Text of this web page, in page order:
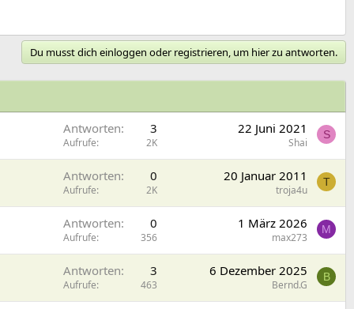
Du musst dich einloggen oder registrieren, um hier zu antworten.
Antworten 3
Aufrufe 2K
22 Juni 2021
Shai
S
Antworten 0
Aufrufe 2K
20 Januar 2011
troja4u
T
Antworten 0
Aufrufe 356
1 März 2026
max273
M
Antworten 3
Aufrufe 463
6 Dezember 2025
Bernd.G
B